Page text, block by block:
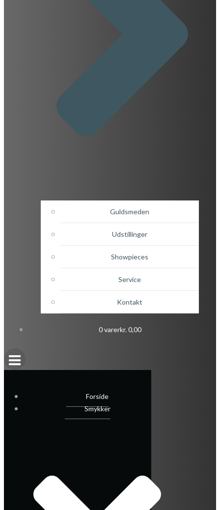
Guldsmeden
Udstillinger
Showpieces
Service
Kontakt
0 varerkr. 0,00
Forside
Smykker